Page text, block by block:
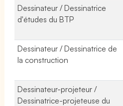
Dessinateur / Dessinatrice
d'études du BTP
Dessinateur / Dessinatrice de
la construction
Dessinateur-projeteur /
Dessinatrice-projeteuse du